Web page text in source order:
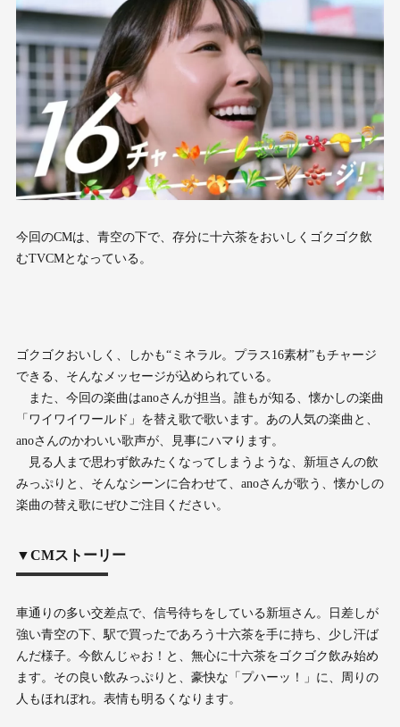
今回のCMは、青空の下で、存分に十六茶をおいしくゴクゴク飲
むTVCMとなっている。
ゴクゴクおいしく、しかも“ミネラル。プラス16素材”もチャージ
できる、そんなメッセージが込められている。
また、今回の楽曲はanoさんが担当。誰もが知る、懐かしの楽曲
「ワイワイワールド」を替え歌で歌います。あの人気の楽曲と、
anoさんのかわいい歌声が、見事にハマります。
見る人まで思わず飲みたくなってしまうような、新垣さんの飲
みっぷりと、そんなシーンに合わせて、anoさんが歌う、懐かしの
楽曲の替え歌にぜひご注目ください。
▼CMストーリー
車通りの多い交差点で、信号待ちをしている新垣さん。日差しが
強い青空の下、駅で買ったであろう十六茶を手に持ち、少し汗ば
んだ様子。今飲んじゃお！と、無心に十六茶をゴクゴク飲み始め
ます。その良い飲みっぷりと、豪快な「プハーッ！」に、周りの
人もほれぼれ。表情も明るくなります。